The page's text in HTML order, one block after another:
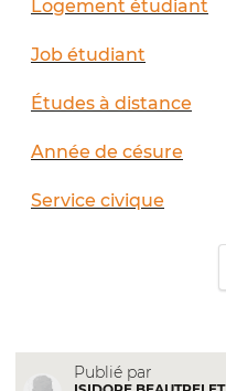
Logement étudiant
Job étudiant
Études à distance
Année de césure
Service civique
Publié par